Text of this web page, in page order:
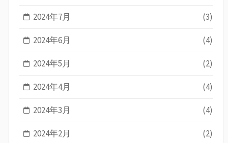
2024年7月 (3)
2024年6月 (4)
2024年5月 (2)
2024年4月 (4)
2024年3月 (4)
2024年2月 (2)